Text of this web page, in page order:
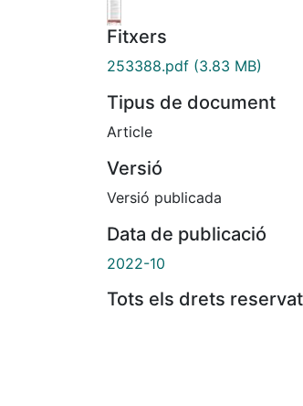
Fitxers
253388.pdf (3.83 MB)
Tipus de document
Article
Versió
Versió publicada
Data de publicació
2022-10
Tots els drets